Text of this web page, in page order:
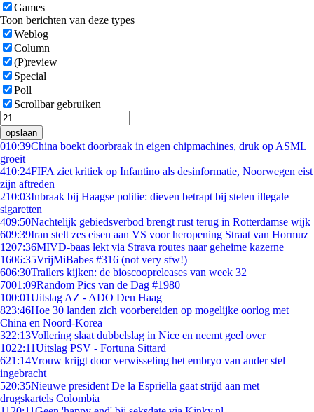
Games
Toon berichten van deze types
Weblog
Column
(P)review
Special
Poll
Scrollbar gebruiken
opslaan
010:39China boekt doorbraak in eigen chipmachines, druk op ASML
groeit
410:24FIFA ziet kritiek op Infantino als desinformatie, Noorwegen eist
zijn aftreden
210:03Inbraak bij Haagse politie: dieven betrapt bij stelen illegale
sigaretten
409:50Nachtelijk gebiedsverbod brengt rust terug in Rotterdamse wijk
609:39Iran stelt zes eisen aan VS voor heropening Straat van Hormuz
1207:36MIVD-baas lekt via Strava routes naar geheime kazerne
1606:35VrijMiBabes #316 (not very sfw!)
606:30Trailers kijken: de bioscoopreleases van week 32
7001:09Random Pics van de Dag #1980
100:01Uitslag AZ - ADO Den Haag
823:46Hoe 30 landen zich voorbereiden op mogelijke oorlog met
China en Noord-Korea
322:13Vollering slaat dubbelslag in Nice en neemt geel over
1022:11Uitslag PSV - Fortuna Sittard
621:14Vrouw krijgt door verwisseling het embryo van ander stel
ingebracht
520:35Nieuwe president De la Espriella gaat strijd aan met
drugskartels Colombia